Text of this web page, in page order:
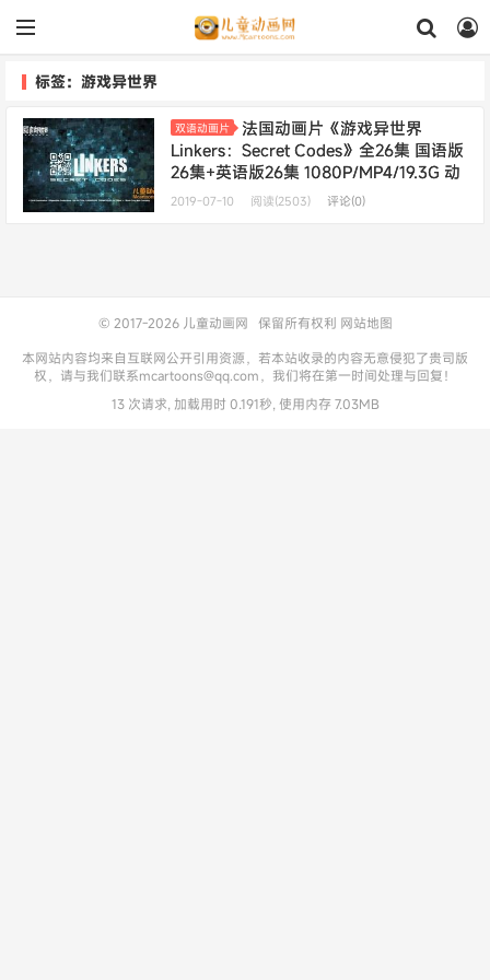
标签：游戏异世界
双语动画片
法国动画片《游戏异世界
Linkers：Secret Codes》全26集 国语版
26集+英语版26集 1080P/MP4/19.3G 动
画片游戏异世界下载
2019-07-10 阅读(2503) 评论(0)
© 2017-2026 儿童动画网 保留所有权利 网站地图
本网站内容均来自互联网公开引用资源，若本站收录的内容无意侵犯了贵司版
权，请与我们联系mcartoons@qq.com，我们将在第一时间处理与回复！
13 次请求, 加载用时 0.191秒, 使用内存 7.03MB